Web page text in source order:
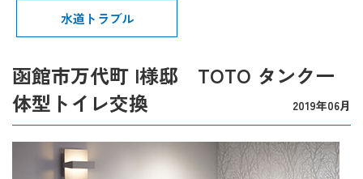
水道トラブル
函館市万代町 I様邸 TOTO タンク一
体型トイレ交換
2019年06月